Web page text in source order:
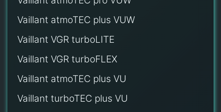
Vaillant atmoTEC plus VUW
Vaillant VGR turboLITE
Vaillant VGR turboFLEX
Vaillant atmoTEC plus VU
Vaillant turboTEC plus VU